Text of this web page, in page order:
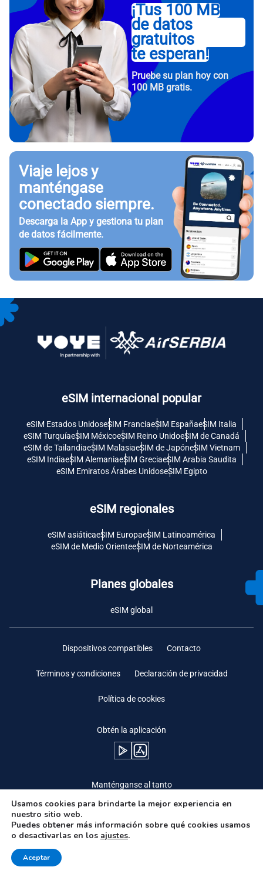
¡Tus 100 MB
de datos
gratuitos
te esperan!
Pruebe su plan hoy con
100 MB gratis.
Viaje lejos y
manténgase
conectado siempre.
Descarga la App y gestiona tu plan
de datos fácilmente.
eSIM internacional popular
eSIM Estados UnidoseSIM FranciaeSIM EspañaeSIM Italia
eSIM TurquíaeSIM MéxicoeSIM Reino UnidoeSIM de Canadá
eSIM de TailandiaeSIM MalasiaeSIM de JapóneSIM Vietnam
eSIM IndiaeSIM AlemaniaeSIM GreciaeSIM Arabia Saudita
eSIM Emiratos Árabes UnidoseSIM Egipto
eSIM regionales
eSIM asiáticaeSIM EuropaeSIM Latinoamérica
eSIM de Medio OrienteeSIM de Norteamérica
Planes globales
eSIM global
Dispositivos compatibles Contacto
Términos y condiciones Declaración de privacidad
Política de cookies
Obtén la aplicación
Manténganse al tanto
Usamos cookies para brindarte la mejor experiencia en
nuestro sitio web.
Puedes obtener más información sobre qué cookies usamos
o desactivarlas en los ajustes.
Aceptar